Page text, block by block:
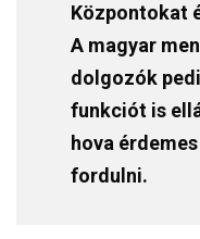
Központokat
A magyar
dolgozók
funkciót is
hova
fordulni.